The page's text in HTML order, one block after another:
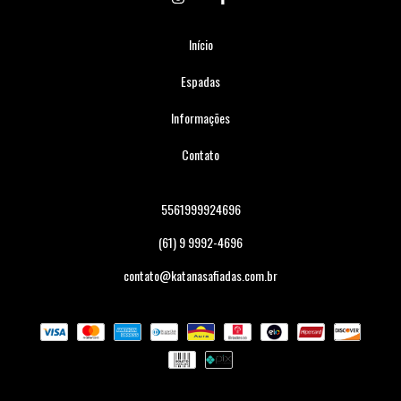
Início
Espadas
Informações
Contato
5561999924696
(61) 9 9992-4696
contato@katanasafiadas.com.br